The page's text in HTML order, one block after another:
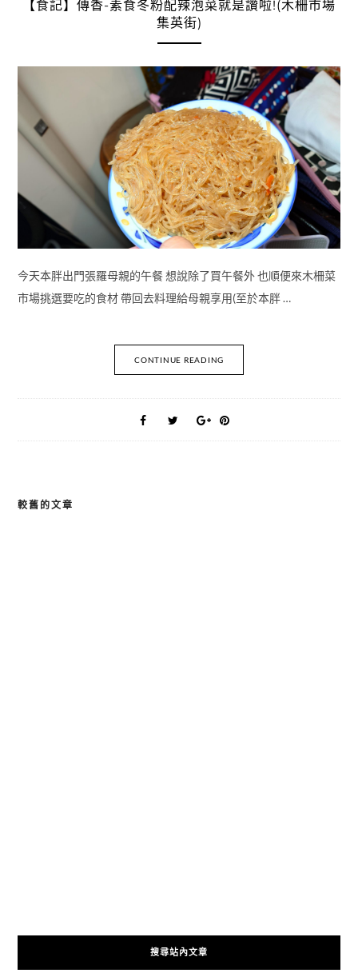
【食記】傳香-素食冬粉配辣泡菜就是讚啦!(木柵市場
集英街)
今天本胖出門張羅母親的午餐 想說除了買午餐外 也順便來木柵菜
市場挑選要吃的食材 帶回去料理給母親享用(至於本胖 …
CONTINUE READING
文
較舊的文章
搜尋站內文章